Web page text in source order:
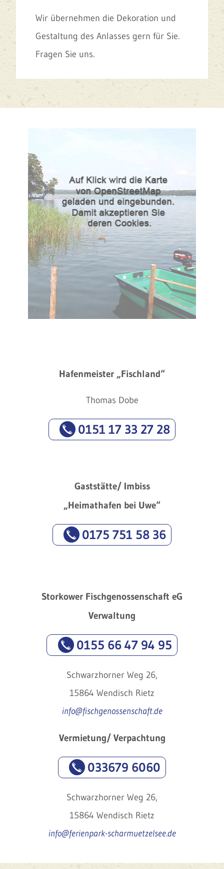
Wir übernehmen die Dekoration und
Gestaltung des Anlasses gern für Sie.
Fragen Sie uns.
Hafenmeister „Fischland“
Thomas Dobe
0151 17 33 27 28
Gaststätte/ Imbiss
„Heimathafen bei Uwe“
0175 751 58 36
Storkower Fischgenossenschaft eG
Verwaltung
0155 66 47 94 95
Schwarzhorner Weg 26,
15864 Wendisch Rietz
info@fischgenossenschaft.de
Vermietung/ Verpachtung
033679 6060
Schwarzhorner Weg 26,
15864 Wendisch Rietz
info@ferienpark-scharmuetzelsee.de